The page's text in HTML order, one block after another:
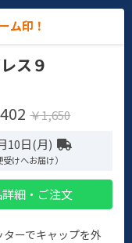
ム印！
ス９
￥1,650
10日(月)
けへお届け）
細・ご注文
ーでキャップを外